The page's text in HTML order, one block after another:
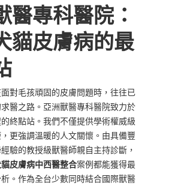
醫專科醫院：
貓皮膚病的最
對毛孩頑固的皮膚問題時，往往已
醫之路。亞洲獸醫專科醫院致力於
終點站。我們不僅提供學術權威級
更強調溫暖的人文關懷。由具備豐
驗的教授級獸醫師親自主持診斷，
皮膚病中西醫整合案例都能獲得最
。作為全台少數同時結合國際獸醫